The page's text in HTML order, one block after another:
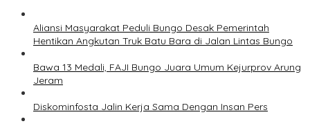
Aliansi Masyarakat Peduli Bungo Desak Pemerintah
Hentikan Angkutan Truk Batu Bara di Jalan Lintas Bungo
Bawa 13 Medali, FAJI Bungo Juara Umum Kejurprov Arung
Jeram
Diskominfosta Jalin Kerja Sama Dengan Insan Pers